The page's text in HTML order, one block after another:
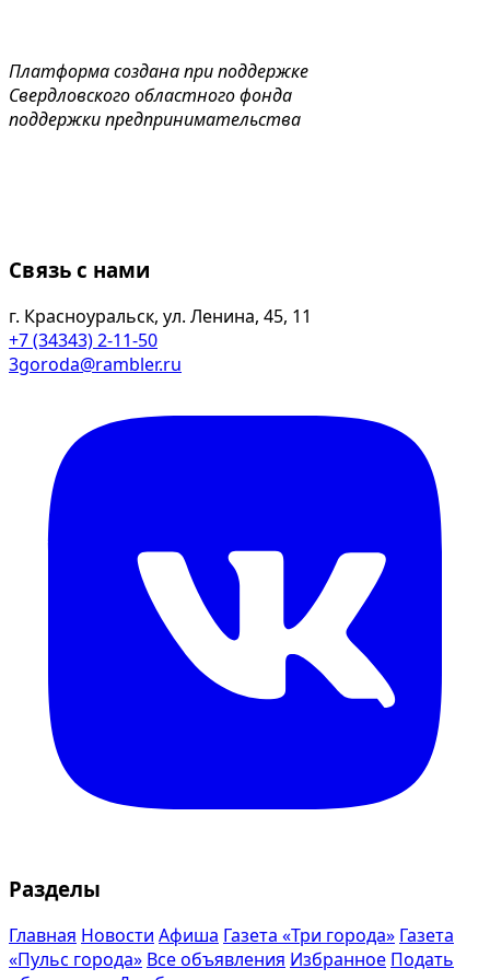
Платформа создана при поддержке
Свердловского областного фонда
поддержки предпринимательства
Связь с нами
г. Красноуральск, ул. Ленина, 45, 11
+7 (34343) 2-11-50
3goroda@rambler.ru
Разделы
Главная Новости Афиша Газета «Три города» Газета
«Пульс города» Все объявления Избранное Подать